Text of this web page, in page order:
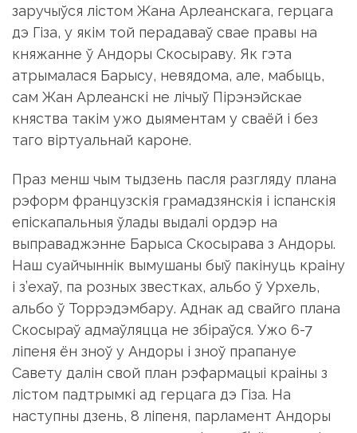
княжанне ў Андоры Скосыраву. Як гэта
атрымалася Барысу, невядома, але, мабыць,
сам Жан Арлеанскі не лічыў Пірэнэйскае
княства такім ужо дыяментам у сваёй і без
таго віртуальнай кароне.
Праз менш чым тыдзень пасля разгляду плана
епіскапальныя ўлады выдалі ордэр на
выправаджэнне Барыса Скосырава з Андоры.
Наш суайчыннік вымушаны быў пакінуць краіну
і з’ехаў, па розных звестках, альбо ў Урхель,
альбо ў Торрэдэмбару. Аднак ад свайго плана
Скосыраў адмаўляцца не збіраўся. Ужо 6-7
ліпеня ён зноў у Андоры і зноў прапануе
Савету далін свой план рэфармацыі краіны з
лістом падтрымкі ад герцага дэ Гіза. На
наступны дзень, 8 ліпеня, парламент Андоры
на падставе герцагскага ліста аб’яўляе краіну
каралеўствам, а Скосырава – каралём